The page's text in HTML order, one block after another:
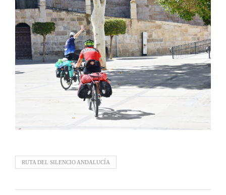
RUTA DEL SILENCIO ANDALUCÍA